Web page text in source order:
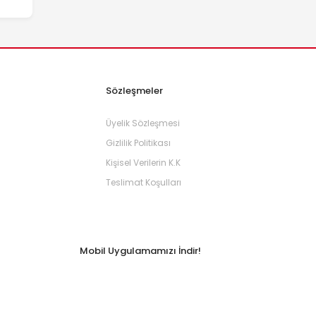
Sözleşmeler
Üyelik Sözleşmesi
Gizlilik Politikası
Kişisel Verilerin K.K
Teslimat Koşulları
Mobil Uygulamamızı İndir!